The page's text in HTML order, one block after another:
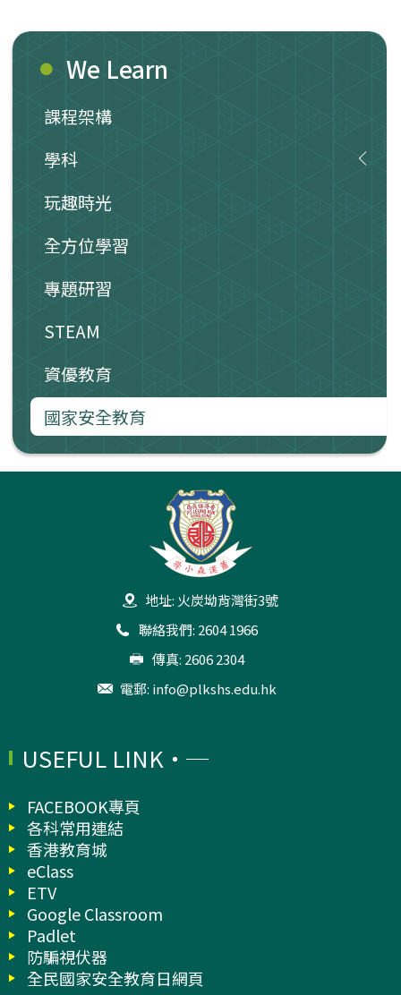
We Learn
課程架構
學科
玩趣時光
全方位學習
專題研習
STEAM
資優教育
國家安全教育
地址: 火炭坳背灣街3號
聯絡我們: 2604 1966
傳真: 2606 2304
電郵: info@plkshs.edu.hk
USEFUL LINK
FACEBOOK專頁
各科常用連結
香港教育城
eClass
ETV
Google Classroom
Padlet
防騙視伏器
全民國家安全教育日網頁